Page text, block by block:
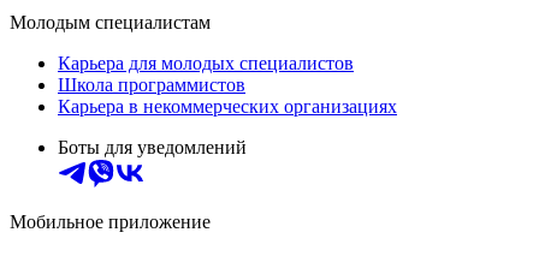
Молодым специалистам
Карьера для молодых специалистов
Школа программистов
Карьера в некоммерческих организациях
Боты для уведомлений
Мобильное приложение